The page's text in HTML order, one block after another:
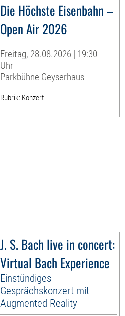
Die Höchste Eisenbahn –
Open Air 2026
Freitag, 28.08.2026 | 19:30
Uhr
Parkbühne Geyserhaus
Rubrik: Konzert
J. S. Bach live in concert:
Virtual Bach Experience
Einstündiges
Gesprächskonzert mit
Augmented Reality